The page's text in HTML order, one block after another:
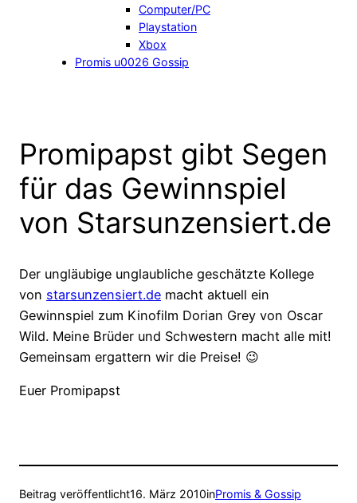
Computer/PC
Playstation
Xbox
Promis u0026 Gossip
Promipapst gibt Segen
für das Gewinnspiel
von Starsunzensiert.de
Der ungläubige unglaubliche geschätzte Kollege
von starsunzensiert.de macht aktuell ein
Gewinnspiel zum Kinofilm Dorian Grey von Oscar
Wild. Meine Brüder und Schwestern macht alle mit!
Gemeinsam ergattern wir die Preise! 😉
Euer Promipapst
Beitrag veröffentlicht16. März 2010inPromis & Gossip